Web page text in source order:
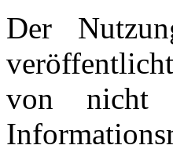
Der
von nicht